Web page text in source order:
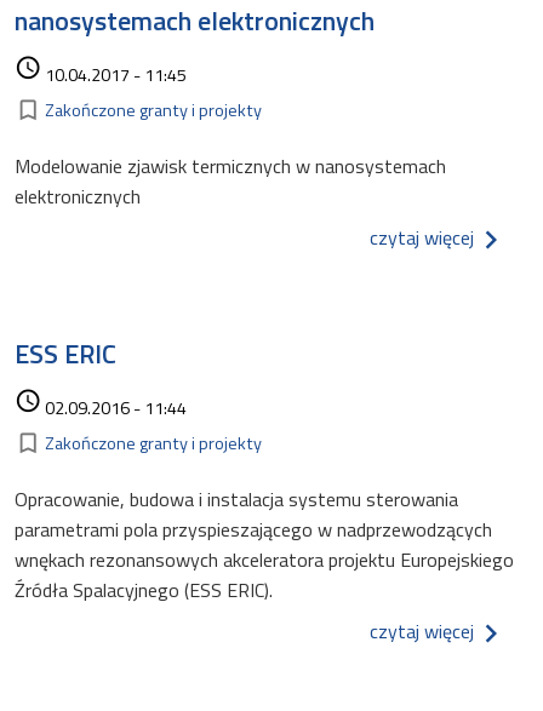
nanosystemach elektronicznych
access_time 10.04.2017 - 11:45
bookmark_border Kategorie
Zakończone granty i projekty
Modelowanie zjawisk termicznych w nanosystemach
elektronicznych
czytaj więcej o
ESS ERIC
access_time02.09.2016 - 11:44
bookmark_border Kategorie
Zakończone granty i projekty
Opracowanie, budowa i instalacja systemu sterowania
parametrami pola przyspieszającego w nadprzewodzących
wnękach rezonansowych akceleratora projektu Europejskiego
Źródła Spalacyjnego (ESS ERIC).
czytaj więcej o ess